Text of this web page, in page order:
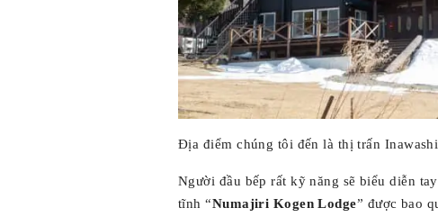
Địa điểm chúng tôi đến là thị trấn
Người đầu bếp rất kỹ năng sẽ biểu diễn
tĩnh “Numajiri Kogen Lodge” được bao